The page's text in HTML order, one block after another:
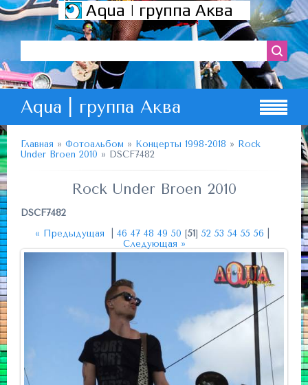
Aqua | группа Аква
Aqua | группа Аква
Главная » Фотоальбом » Концерты 1998-2018 » Rock
Under Broen 2010 » DSCF7482
Rock Under Broen 2010
DSCF7482
« Предыдущая
46 47 48 49 50 [51] 52 53 54 55 56
Следующая »